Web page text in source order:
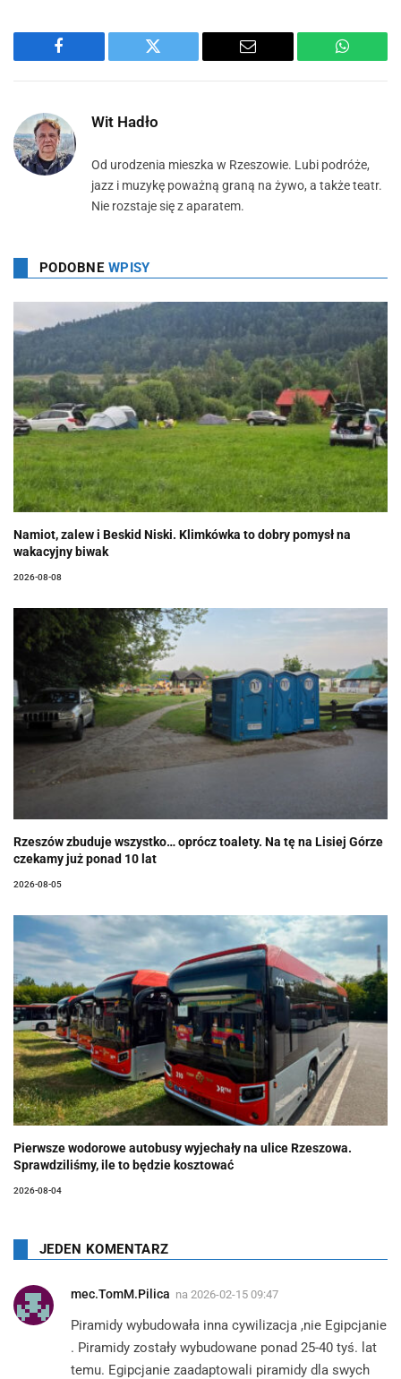
Facebook Twitter Email
Wit Hadło
Od urodzenia mieszka w Rzeszowie. Lubi podróże,
jazz i muzykę poważną graną na żywo, a także teatr.
Nie rozstaje się z aparatem.
PODOBNE WPISY
Namiot, zalew i Beskid Niski. Klimkówka to dobry pomysł na
wakacyjny biwak
2026-08-08
Rzeszów zbuduje wszystko… oprócz toalety. Na tę na Lisiej Górze
czekamy już ponad 10 lat
2026-08-05
Pierwsze wodorowe autobusy wyjechały na ulice Rzeszowa.
Sprawdziliśmy, ile to będzie kosztować
2026-08-04
JEDEN KOMENTARZ
mec.TomM.Pilica na 2026-02-15 09:47
Piramidy wybudowała inna cywilizacja ,nie Egipcjanie
. Piramidy zostały wybudowane ponad 25-40 tyś. lat
temu. Egipcjanie zaadaptowali piramidy dla swych